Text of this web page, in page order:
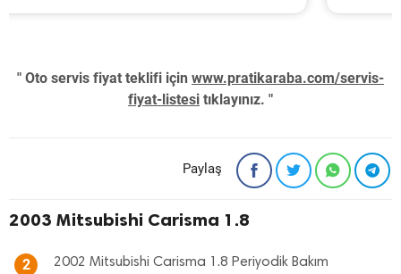
" Oto servis fiyat teklifi için www.pratikaraba.com/servis-
fiyat-listesi tıklayınız. "
Paylaş
2003 Mitsubishi Carisma 1.8
2 2002 Mitsubishi Carisma 1.8 Periyodik Bakım